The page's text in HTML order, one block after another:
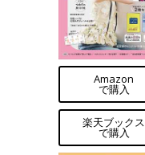
Amazon
で購入
楽天ブックス
で購入